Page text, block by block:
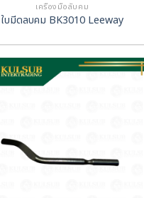
เครื่องมือลับคม
ใบมีดลบคม BK3010 Leeway